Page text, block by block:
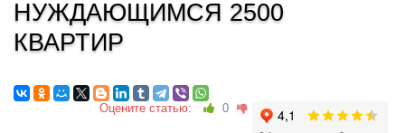
НУЖДАЮЩИМСЯ 2500
КВАРТИР
Оцените статью: 0